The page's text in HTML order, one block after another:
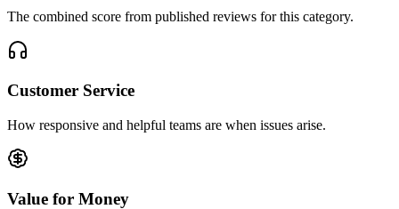
The combined score from published reviews for this category.
Customer Service
How responsive and helpful teams are when issues arise.
Value for Money